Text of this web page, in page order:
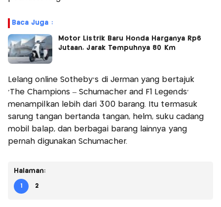
Baca Juga :
Motor Listrik Baru Honda Harganya Rp6
Jutaan, Jarak Tempuhnya 80 Km
Lelang online Sotheby's di Jerman yang bertajuk
'The Champions – Schumacher and F1 Legends'
menampilkan lebih dari 300 barang. Itu termasuk
sarung tangan bertanda tangan, helm, suku cadang
mobil balap, dan berbagai barang lainnya yang
pernah digunakan Schumacher.
Halaman:
1 2